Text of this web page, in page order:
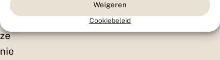
Weigeren
Cookiebeleid
on
ze
nie